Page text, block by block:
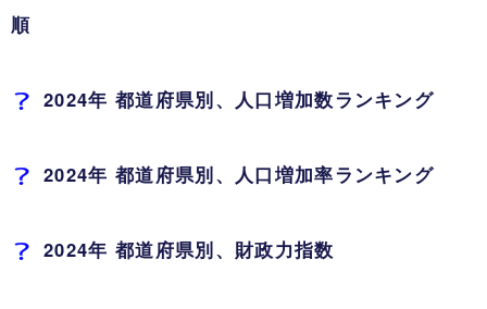
順
2024年 都道府県別、人口増加数ランキング
2024年 都道府県別、人口増加率ランキング
2024年 都道府県別、財政力指数